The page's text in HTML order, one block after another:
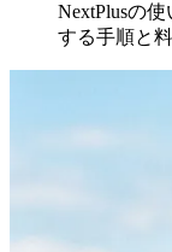
NextPlusの
する手順と